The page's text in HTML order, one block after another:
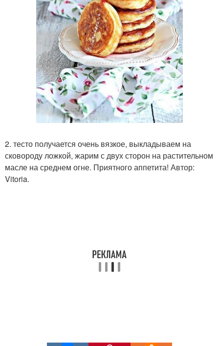
2. тесто получается очень вязкое, выкладываем на
сковороду ложкой, жарим с двух сторон на растительном
масле на среднем огне. Приятного аппетита! Автор:
Vitoria.